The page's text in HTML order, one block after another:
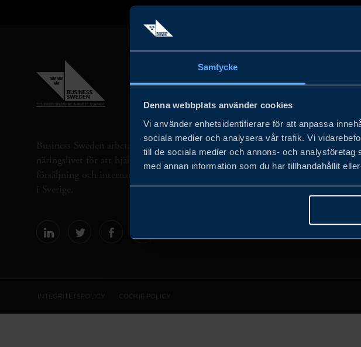
Samtycke
Denna webbplats använder cookies
Vi använder enhetsidentifierare för att anpassa
sociala medier och analysera vår trafik. Vi
till de sociala medier och annons- och
med annan information som du har tillhandahållit
Business Sweden arbetar på uppdrag av regeringen och det privata
näringslivet för att hjälpa svenska företag att öka sin globala
försäljning och internationella företag att investera och expandera
i Sverige.
INTEGRITETSPOLICY COOKIE POLICY